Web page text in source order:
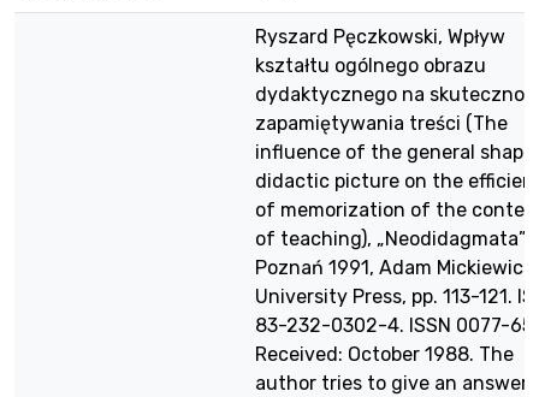
Ryszard Pęczkowski, Wpływ
kształtu ogólnego obrazu
dydaktycznego na
zapamiętywania treści (The
influence of the general
didactic picture on the
of memorization of the
of teaching), „Neodidagmata”
Poznań 1991, Adam Mickiewicz
University Press, pp. 113-121.
83-232-0302-4. ISSN 0077-
Received: October 1988. The
author tries to give an answer